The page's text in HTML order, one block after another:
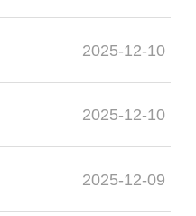
2025-12-10
2025-12-10
2025-12-09